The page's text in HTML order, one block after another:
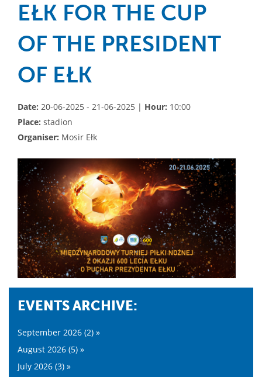
EŁK FOR THE CUP
OF THE PRESIDENT
OF EŁK
Date: 20-06-2025 - 21-06-2025 | Hour: 10:00
Place: stadion
Organiser: Mosir Ełk
EVENTS ARCHIVE:
September 2026 (2) »
August 2026 (5) »
July 2026 (3) »